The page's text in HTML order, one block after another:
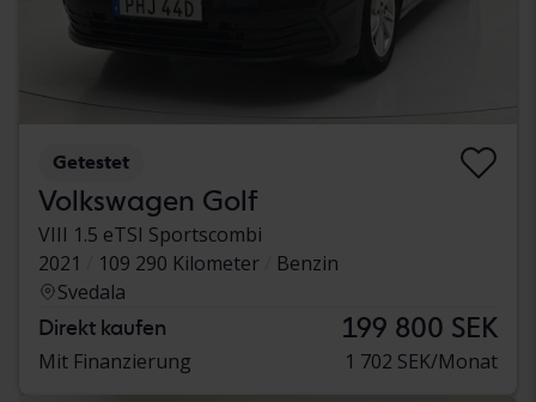
Getestet
Volkswagen Golf
VIII 1.5 eTSI Sportscombi
2021
109 290 Kilometer
Benzin
Svedala
Direkt kaufen 199 800 SEK
Mit Finanzierung 1 702 SEK/Monat